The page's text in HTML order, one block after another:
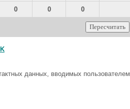
0 0 0
данных, вводимых пользователем